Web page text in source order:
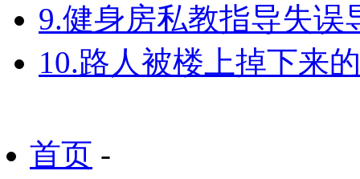
9.健身房私教指导失
10.路人被楼上掉下来
首页 -